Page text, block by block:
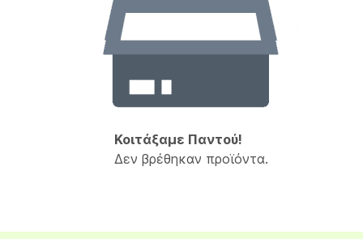
Κοιτάξαμε Παντού!
Δεν βρέθηκαν προϊόντα.